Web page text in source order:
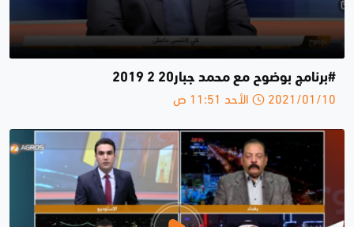
#برنامج بوضوح مع محمد جبار20 2 2019
2021/01/10 الأحد 11:51 ص